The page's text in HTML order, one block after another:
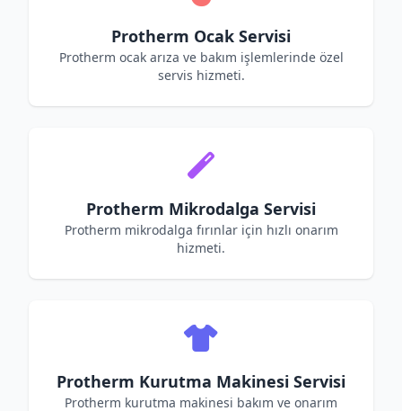
Protherm Ocak Servisi
Protherm ocak arıza ve bakım işlemlerinde özel
servis hizmeti.
Protherm Mikrodalga Servisi
Protherm mikrodalga fırınlar için hızlı onarım
hizmeti.
Protherm Kurutma Makinesi Servisi
Protherm kurutma makinesi bakım ve onarım